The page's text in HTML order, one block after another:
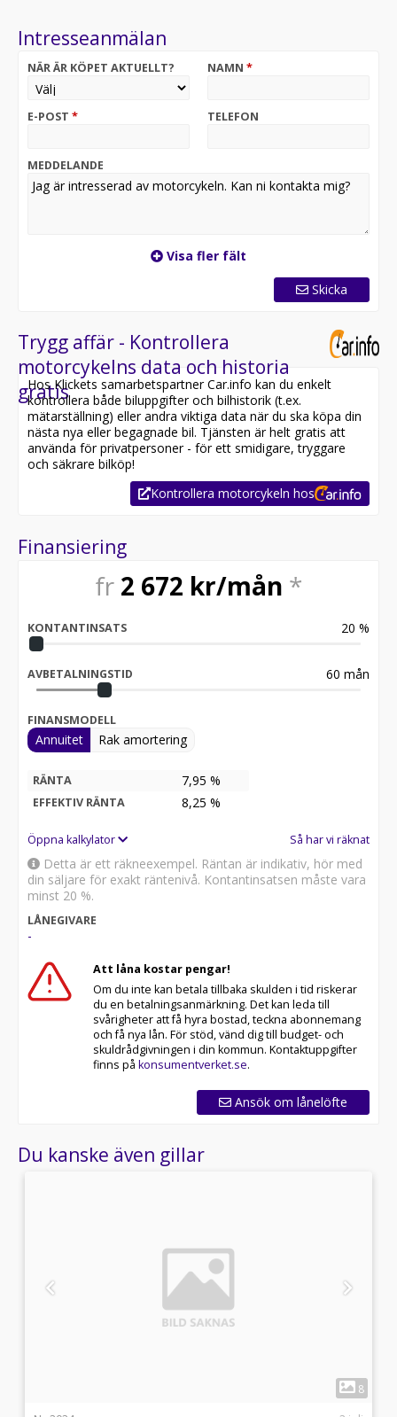
Intresseanmälan
NÄR ÄR KÖPET AKTUELLT? NAMN *
E-POST * TELEFON
MEDDELANDE
Visa fler fält
Skicka
Trygg affär - Kontrollera
motorcykelns data och historia
gratis
Hos Klickets samarbetspartner Car.info kan du enkelt
kontrollera både biluppgifter och bilhistorik (t.ex.
mätarställning) eller andra viktiga data när du ska köpa din
nästa nya eller begagnade bil. Tjänsten är helt gratis att
använda för privatpersoner - för ett smidigare, tryggare
och säkrare bilköp!
Kontrollera motorcykeln hos
Finansiering
fr 2 672 kr/mån *
KONTANTINSATS 20 %
AVBETALNINGSTID 60 mån
FINANSMODELL
Annuitet Rak amortering
RÄNTA 7,95 %
EFFEKTIV RÄNTA 8,25 %
Öppna kalkylator Så har vi räknat
Detta är ett räkneexempel. Räntan är indikativ, hör med
din säljare för exakt räntenivå. Kontantinsatsen måste vara
minst 20 %.
LÅNEGIVARE
-
Att låna kostar pengar!
Om du inte kan betala tillbaka skulden i tid riskerar
du en betalningsanmärkning. Det kan leda till
svårigheter att få hyra bostad, teckna abonnemang
och få nya lån. För stöd, vänd dig till budget- och
skuldrådgivningen i din kommun. Kontaktuppgifter
finns på konsumentverket.se.
Ansök om lånelöfte
Du kanske även gillar
8